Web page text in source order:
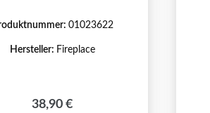
01023622
Hersteller: Fireplace
Regulärer Preis:
38,90 €